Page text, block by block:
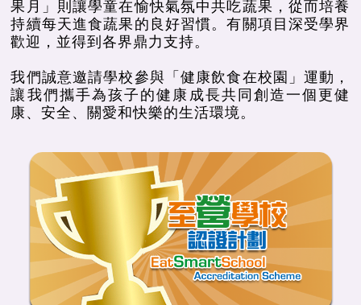
果月」則讓學童在愉快氣氛中共吃蔬果，從而培養
持續每天進食蔬果的良好習慣。有關項目深受學界
歡迎，並得到各界鼎力支持。
我們誠意邀請學校參與「健康飲食在校園」運動，
讓我們攜手為孩子的健康成長共同創造一個更健
康、安全、關愛和快樂的生活環境。